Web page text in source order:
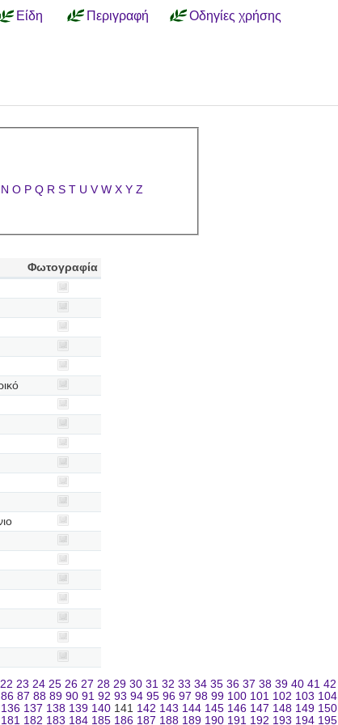
Είδη Περιγραφή Οδηγίες χρήσης
N O P Q R S T U V W X Y Z
Φωτογραφία
22 23 24 25 26 27 28 29 30 31 32 33 34 35 36 37 38 39 40 41 42
86 87 88 89 90 91 92 93 94 95 96 97 98 99 100 101 102 103 104
136 137 138 139 140 141 142 143 144 145 146 147 148 149 150
181 182 183 184 185 186 187 188 189 190 191 192 193 194 195